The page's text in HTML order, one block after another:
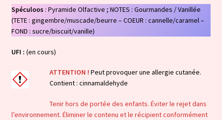
Spéculoos : Pyramide Olfactive ; NOTES : Gourmandes / Vanillée
(TETE : gingembre/muscade/beurre – COEUR : cannelle/caramel –
FOND : sucre/biscuit/vanille)
UFI : (en cours)
ATTENTION ! Peut provoquer une allergie cutanée.
Contient : cinnamaldehyde
Tenir hors de portée des enfants. Éviter le rejet dans
l’environnement. Éliminer le contenu et le récipient conformément